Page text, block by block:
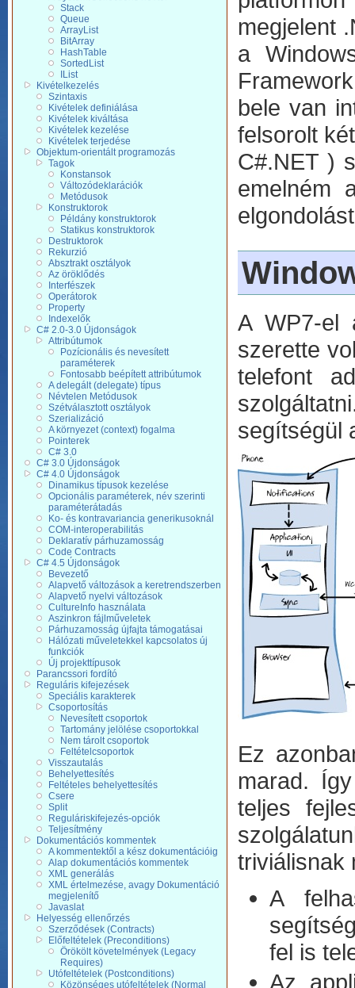
Stack
Queue
ArrayList
BitArray
HashTable
SortedList
IList
Kivételkezelés
Szintaxis
Kivételek definiálása
Kivételek kiváltása
Kivételek kezelése
Kivételek terjedése
Objektum-orientált programozás
Tagok
Konstansok
Változódeklarációk
Metódusok
Konstruktorok
Példány konstruktorok
Statikus konstruktorok
Destruktorok
Rekurzió
Absztrakt osztályok
Az öröklődés
Interfészek
Operátorok
Property
Indexelők
C# 2.0-3.0 Újdonságok
Attribútumok
Pozícionális és nevesített
paraméterek
Fontosabb beépített attribútumok
A delegált (delegate) típus
Névtelen Metódusok
Szétválasztott osztályok
Szerializáció
A környezet (context) fogalma
Pointerek
C# 3.0
C# 3.0 Újdonságok
C# 4.0 Újdonságok
Dinamikus típusok kezelése
Opcionális paraméterek, név szerinti
paraméterátadás
Ko- és kontravariancia generikusoknál
COM-interoperabilitás
Deklaratív párhuzamosság
Code Contracts
C# 4.5 Újdonságok
Bevezető
Alapvető változások a keretrendszerben
Alapvető nyelvi változások
CultureInfo használata
Aszinkron fájlműveletek
Párhuzamosság újfajta támogatásai
Hálózati műveletekkel kapcsolatos új
funkciók
Új projekttípusok
Parancssori fordító
Reguláris kifejezések
Speciális karakterek
Csoportosítás
Nevesített csoportok
Tartomány jelölése csoportokkal
Nem tárolt csoportok
Feltételcsoportok
Visszautalás
Behelyettesítés
Feltételes behelyettesítés
Csere
Split
Reguláriskifejezés-opciók
Teljesítmény
Dokumentációs kommentek
A kommentektől a kész dokumentációig
Alap dokumentációs kommentek
XML generálás
XML értelmezése, avagy Dokumentáció
megjelenítő
Javaslat
Helyesség ellenőrzés
Szerződések (Contracts)
Előfeltételek (Preconditions)
Örökölt követelmények (Legacy
Requires)
Utófeltételek (Postconditions)
Közönséges utófeltételek (Normal
megjelent
a
bele van
felsorolt
C#.NET )
emelném
A WP7-el
szerette
telefont
segítségül
Ez
marad.
teljes
triviálisnak
A
fel is
Az